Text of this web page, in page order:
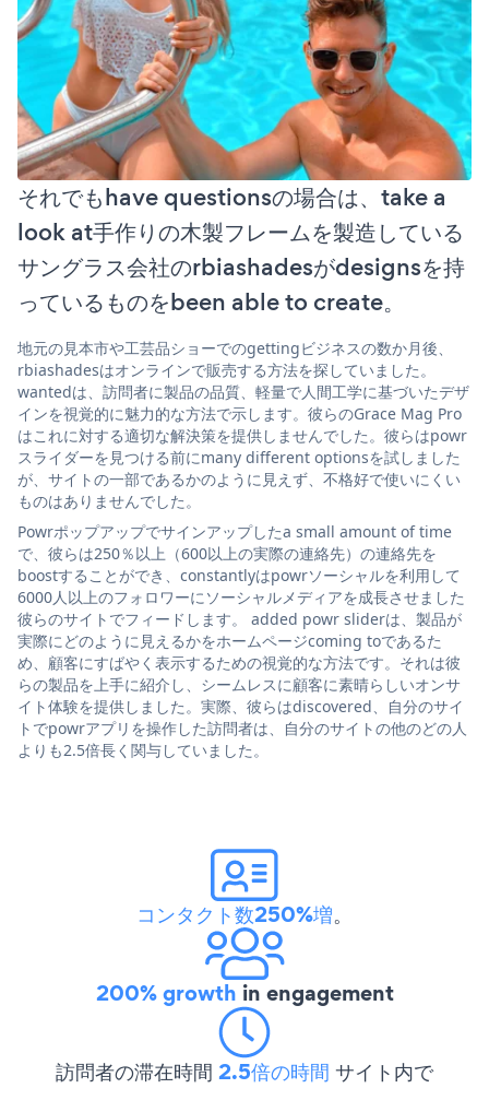
それでもhave questionsの場合は、take a
look at手作りの木製フレームを製造している
サングラス会社のrbiashadesがdesignsを持
っているものをbeen able to create。
地元の見本市や工芸品ショーでのgettingビジネスの数か月後、
rbiashadesはオンラインで販売する方法を探していました。
wantedは、訪問者に製品の品質、軽量で人間工学に基づいたデザ
インを視覚的に魅力的な方法で示します。彼らのGrace Mag Pro
はこれに対する適切な解決策を提供しませんでした。彼らはpowr
スライダーを見つける前にmany different optionsを試しました
が、サイトの一部であるかのように見えず、不格好で使いにくい
ものはありませんでした。
Powrポップアップでサインアップしたa small amount of time
で、彼らは250％以上（600以上の実際の連絡先）の連絡先を
boostすることができ、constantlyはpowrソーシャルを利用して
6000人以上のフォロワーにソーシャルメディアを成長させました
彼らのサイトでフィードします。 added powr sliderは、製品が
実際にどのように見えるかをホームページcoming toであるた
め、顧客にすばやく表示するための視覚的な方法です。それは彼
らの製品を上手に紹介し、シームレスに顧客に素晴らしいオンサ
イト体験を提供しました。実際、彼らはdiscovered、自分のサイ
トでpowrアプリを操作した訪問者は、自分のサイトの他のどの人
よりも2.5倍長く関与していました。
コンタクト数250%増。
200% growth in engagement
訪問者の滞在時間 2.5倍の時間 サイト内で